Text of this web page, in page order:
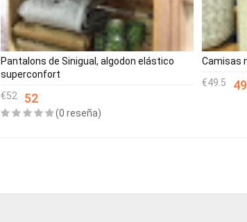
Pantalons de Sinigual, algodon elástico
superconfort
52
52
(0 reseña)
Camisas
49.5